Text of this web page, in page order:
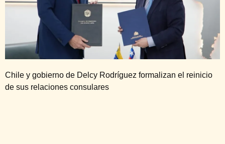
Chile y gobierno de Delcy Rodríguez formalizan el reinicio
de sus relaciones consulares